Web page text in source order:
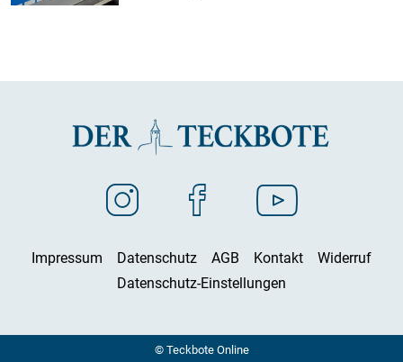
Impressum Datenschutz AGB Kontakt
Widerruf
Datenschutz-Einstellungen
© Teckbote Online